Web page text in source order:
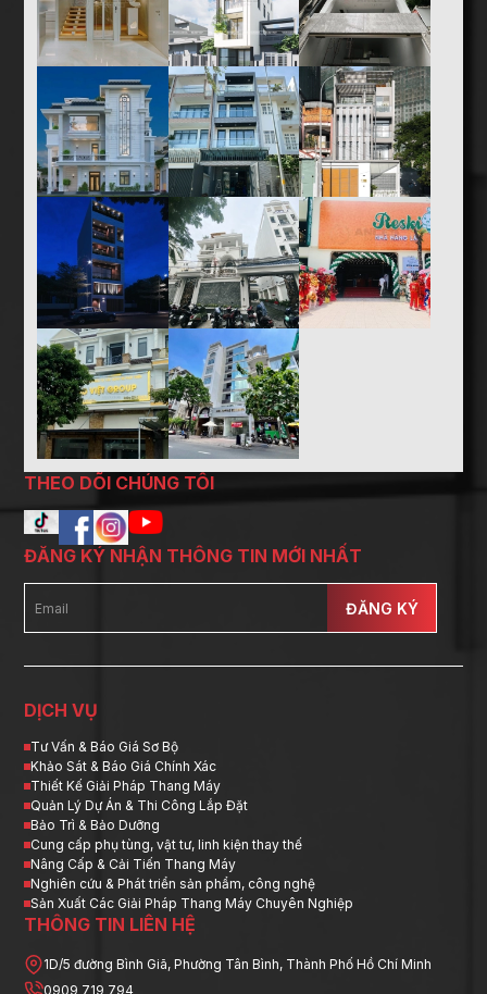
THEO DÕI CHÚNG TÔI
ĐĂNG KÝ NHẬN THÔNG TIN MỚI NHẤT
ĐĂNG KÝ
DỊCH VỤ
Tư Vấn & Báo Giá Sơ Bộ
Khảo Sát & Báo Giá Chính Xác
Thiết Kế Giải Pháp Thang Máy
Quản Lý Dự Án & Thi Công Lắp Đặt
Bảo Trì & Bảo Dưỡng
Cung cấp phụ tùng, vật tư, linh kiện thay thế
Nâng Cấp & Cải Tiến Thang Máy
Nghiên cứu & Phát triển sản phẩm, công nghệ
Sản Xuất Các Giải Pháp Thang Máy Chuyên Nghiệp
THÔNG TIN LIÊN HỆ
1D/5 đường Bình Giã, Phường Tân Bình, Thành Phố Hồ Chí Minh
0909 719 794